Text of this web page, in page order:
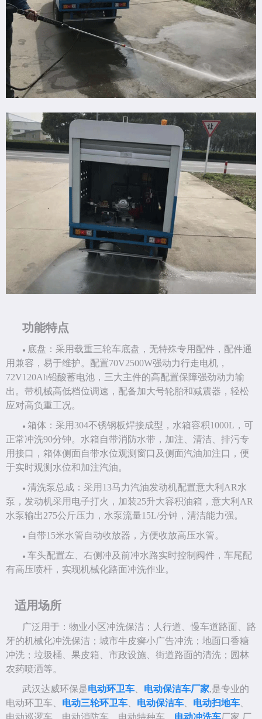
功能特点
● 底盘：采用载重三轮车底盘，无特殊专用配件，配件通
用兼容，易于维护。配置70V2500W强动力行走电机，
72V120Ah铅酸蓄电池，三大主件的高配置保障强劲动力输
出。带机械高低档位调速，配备加大号轮胎和减震器，轻松
应对高负重工况。
● 箱体：采用 304不锈钢板焊接成型，水箱容积1000L，可
正常冲洗90分钟。水箱自带消防水带，加注、清洁、排污专
用接口，箱体侧面自带水位观测窗口及侧面汽油加注口，便
于实时观测水位和加注汽油。
● 清洗泵总成：采用 13马力汽油发动机配置意大利AR水
泵，发动机采用电子打火，加装25升大容积油箱，意大利AR
水泵输出275公斤压力，水泵流量15L/分钟，清洁能力强。
● 自带15米水管自动收放器，方便收放高压水管。
● 车头配置左、右侧冲及前冲水路实时控制阀件，车尾配
有高压喷杆，实现机械化路面冲洗作业。
适用场所
广泛用于 ：物业小区冲洗保洁；人行道、慢车道路面、路
牙的机械化冲洗保洁；城市牛皮癣小广告冲洗；地面口香糖
冲洗；垃圾桶、果皮箱、市政设施、街道路面的清洗；园林
农药喷洒等。
武汉达威环保是电动环卫车 电动保洁车厂家,是专业的
电动环卫车、 电动三轮环卫车 电动保洁车 电动扫地车